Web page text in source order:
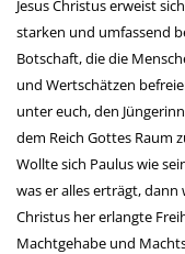
Jesus Christus erweist
starken und umfassend
Botschaft, die die
und Wertschätzen
unter euch, den
dem Reich Gottes Raum
Wollte sich Paulus wie
was er alles erträgt,
Christus her erlangte
Machtgehabe und